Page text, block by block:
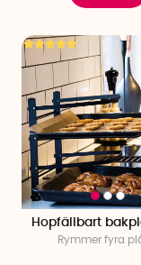
Hopfällbart
Rymmer fyra